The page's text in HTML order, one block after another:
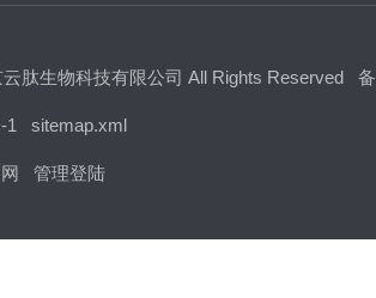
肽生物科技有限公司 All Rights Reserved
1 sitemap.xml
管理登陆